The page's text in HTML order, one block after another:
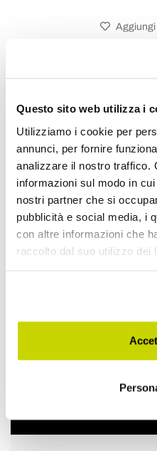
Questo sito web utilizza i
Utilizziamo i cookie per
annunci, per fornire
analizzare il nostro traffico.
informazioni sul modo in
nostri partner che si
pubblicità e social media, i
con altre informazioni che
raccolto dal suo utilizzo dei
Aggiungi
Invia la tua opinione su
Letti